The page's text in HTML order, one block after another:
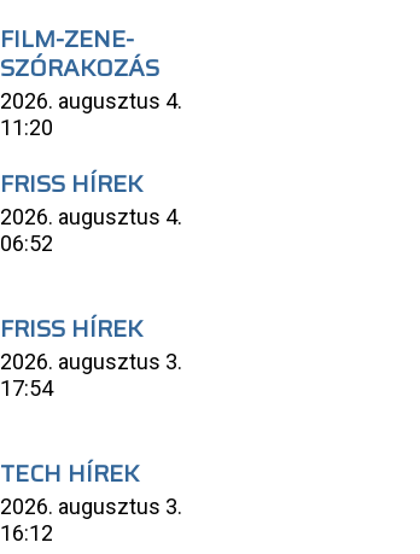
FILM-ZENE-
SZÓRAKOZÁS
2026. augusztus 4.
11:20
FRISS HÍREK
2026. augusztus 4.
06:52
FRISS HÍREK
2026. augusztus 3.
17:54
TECH HÍREK
2026. augusztus 3.
16:12